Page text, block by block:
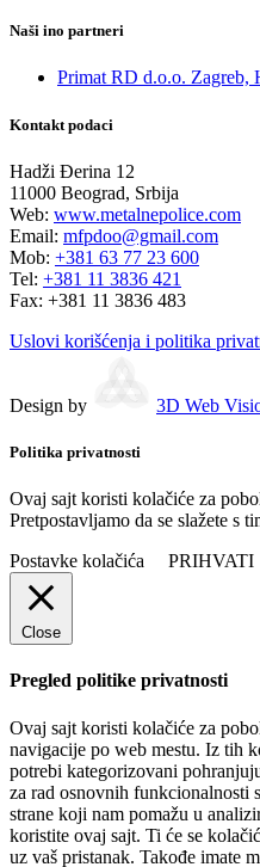
Naši ino partneri
Primat RD d.o.o. Zagreb,
Kontakt podaci
Hadži Đerina 12
11000 Beograd, Srbija
Web: www.metalnepolice.com
Email: mfpdoo@gmail.com
Mob: +381 63 77 23 600
Tel: +381 11 3836 421
Fax: +381 11 3836 483
Uslovi korišćenja i politika
Design by 3D Web
Politika privatnosti
Ovaj sajt koristi kolačiće za
Pretpostavljamo da se slažete s
Postavke kolačića
PRIHVATI
Close
Pregled politike privatnosti
Ovaj sajt koristi kolačiće za
navigacije po web mestu. Iz tih
potrebi kategorizovani
za rad osnovnih funkcionalnosti
strane koji nam pomažu u
koristite ovaj sajt. Ti će se
uz vaš pristanak. Takođe imate